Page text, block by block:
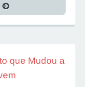
que Mudou a